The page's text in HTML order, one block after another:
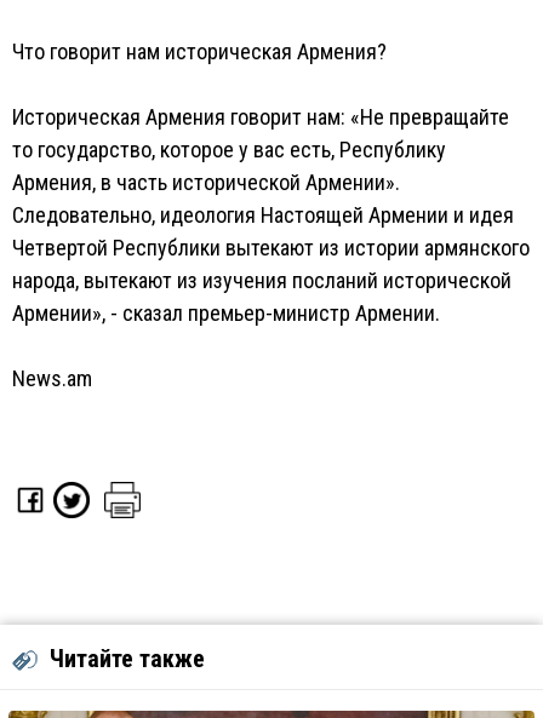
Что говорит нам историческая Армения?
Историческая Армения говорит нам: «Не превращайте
то государство, которое у вас есть, Республику
Армения, в часть исторической Армении».
Следовательно, идеология Настоящей Армении и идея
Четвертой Республики вытекают из истории армянского
народа, вытекают из изучения посланий исторической
Армении», - сказал премьер-министр Армении.
News.am
Читайте также